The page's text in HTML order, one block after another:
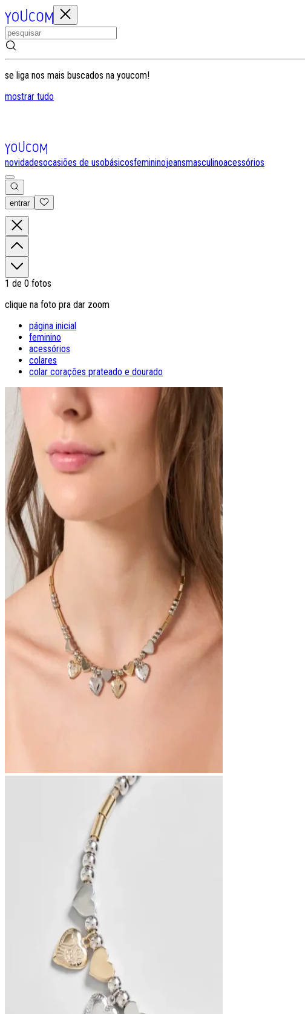
se liga nos mais buscados na youcom!
mostrar tudo
novidadesocasiões de usobásicosfemininojeansmasculinoacessórios
entrar
1 de 0 fotos
clique na foto pra dar zoom
página inicial
feminino
acessórios
colares
colar corações prateado e dourado